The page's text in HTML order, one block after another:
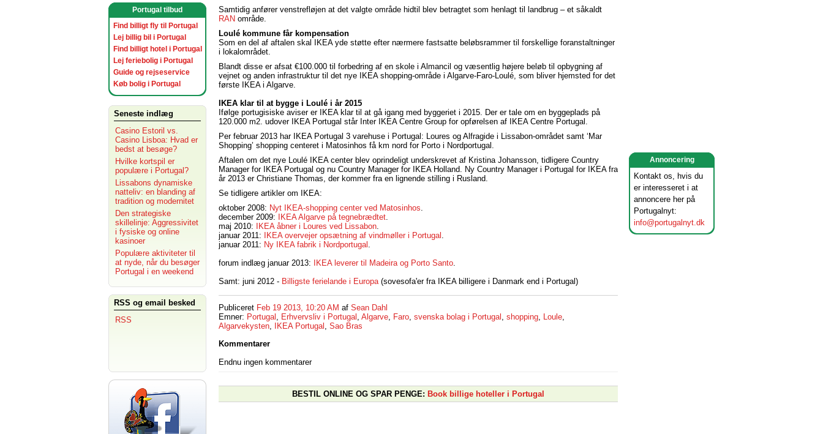
Annoncering
Kontakt os, hvis du
er interesseret i at
annoncere her på
Portugalnyt:
info@portugalnyt.dk
Portugal tilbud
Find billigt fly til Portugal
Lej billig bil i Portugal
Find billigt hotel i Portugal
Lej feriebolig i Portugal
Guide og rejseservice
Køb bolig i Portugal
Seneste indlæg
Casino Estoril vs.
Casino Lisboa: Hvad er
bedst at besøge?
Hvilke kortspil er
populære i Portugal?
Lissabons dynamiske
natteliv: en blanding af
tradition og modernitet
Den strategiske
skillelinje: Aggressivitet
i fysiske og online
kasinoer
Populære aktiviteter til
at nyde, når du besøger
Portugal i en weekend
RSS og email besked
RSS
Samtidig anfører venstrefløjen at det valgte område hidtil blev betragtet som henlagt til landbrug – et såkaldt
RAN område.
Loulé kommune får kompensation
Som en del af aftalen skal IKEA yde støtte efter nærmere fastsatte beløbsrammer til forskellige foranstaltninger
i lokalområdet.
Blandt disse er afsat €100.000 til forbedring af en skole i Almancil og væsentlig højere beløb til opbygning af
vejnet og anden infrastruktur til det nye IKEA shopping-område i Algarve-Faro-Loulé, som bliver hjemsted for det
første IKEA i Algarve.
IKEA klar til at bygge i Loulé i år 2015
Ifølge portugisiske aviser er IKEA klar til at gå igang med byggeriet i 2015. Der er tale om en byggeplads på
120.000 m2. udover IKEA Portugal står Inter IKEA Centre Group for opførelsen af IKEA Centre Portugal.
Per februar 2013 har IKEA Portugal 3 varehuse i Portugal: Loures og Alfragide i Lissabon-området samt ‘Mar
Shopping’ shopping centeret i Matosinhos få km nord for Porto i Nordportugal.
Aftalen om det nye Loulé IKEA center blev oprindeligt underskrevet af Kristina Johansson, tidligere Country
Manager for IKEA Portugal og nu Country Manager for IKEA Holland. Ny Country Manager i Portugal for IKEA fra
år 2013 er Christiane Thomas, der kommer fra en lignende stilling i Rusland.
Se tidligere artikler om IKEA:
oktober 2008: Nyt IKEA-shopping center ved Matosinhos
december 2009: IKEA Algarve på tegnebrædtet
maj 2010: IKEA åbner i Loures ved Lissabon
januar 2011: IKEA overvejer opsætning af vindmøller i Portugal
januar 2011: Ny IKEA fabrik i Nordportugal
forum indlæg januar 2013: IKEA leverer til Madeira og Porto Santo
Samt: juni 2012 - Billigste ferielande i Europa (sovesofa'er fra IKEA billigere i Danmark end i Portugal)
Publiceret Feb 19 2013, 10:20 AM af Sean Dahl
Emner: Portugal , Erhvervsliv i Portugal , Algarve, Faro, svenska bolag i Portugal , shopping, Loule,
Algarvekysten, IKEA Portugal , Sao Bras
Kommentarer
Endnu ingen kommentarer
BESTIL ONLINE OG SPAR PENGE: Book billige hoteller i Portugal